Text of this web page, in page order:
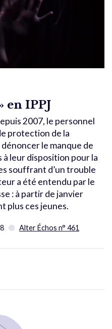
en IPPJ
2007, le personnel
protection de la
dénoncer le manque de
à leur disposition pour la
souffrant d’un trouble
a été entendu par le
: à partir de janvier
plus ces jeunes.
Alter Échos n° 461